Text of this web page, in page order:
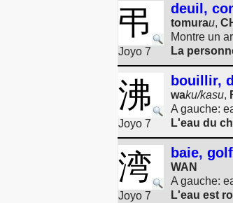
弔
Joyo 7
deuil,
tomurau,
Montre un
La
沸
Joyo 7
bouillir,
waku/kasu,
A gauche:
L'eau du
湾
Joyo 7
baie,
WAN
A gauche:
L'eau est